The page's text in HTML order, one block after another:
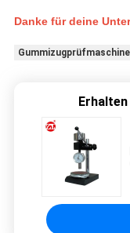
Danke für deine
Gummizugprüfmaschine